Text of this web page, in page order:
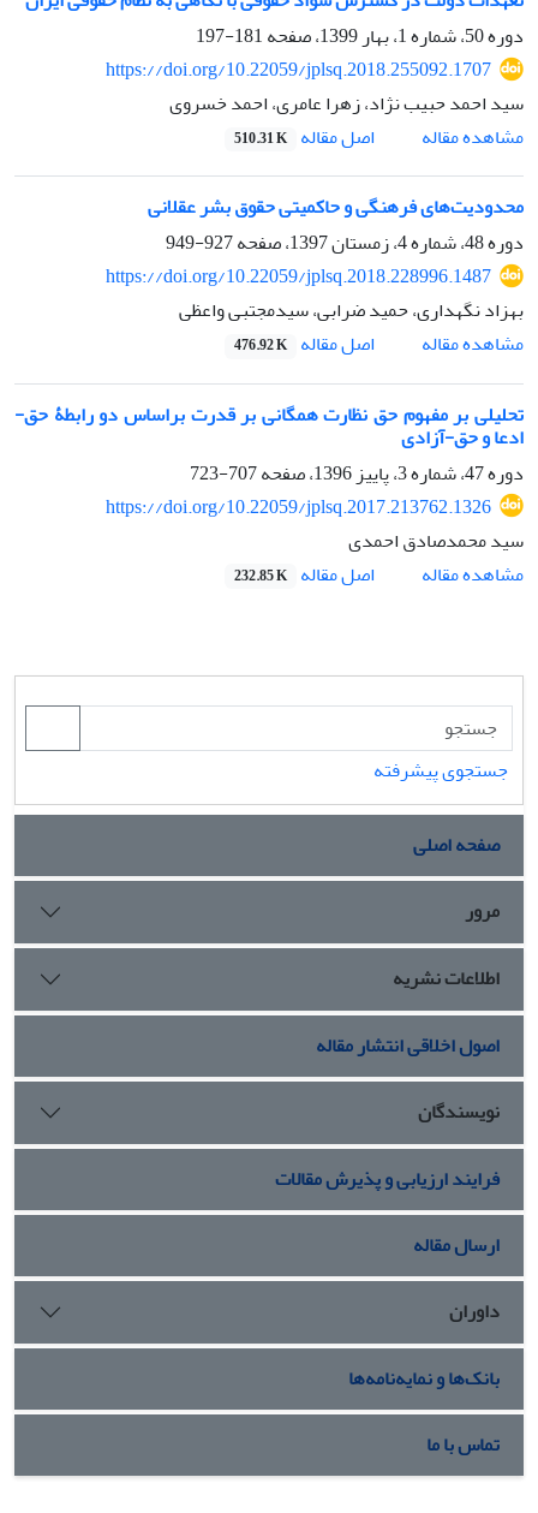
دوره 50، شماره 1، بهار 1399، صفحه
181-197
https://doi.org/10.22059/jplsq.2018.255092.1707
سید احمد حبیب نژاد، زهرا عامری، احمد خسروی
مشاهده مقاله
اصل مقاله 510.31 K
محدودیت‌های فرهنگی و حاکمیتی حقوق بشر عقلانی
دوره 48، شماره 4، زمستان 1397، صفحه
927-949
https://doi.org/10.22059/jplsq.2018.228996.1487
بهزاد نگهداری، حمید ضرابی، سیدمجتبی واعظی
مشاهده مقاله
اصل مقاله 476.92 K
تحلیلی بر مفهوم حق نظارت همگانی بر قدرت براساس دو رابطۀ حق-
ادعا و حق-آزادی
دوره 47، شماره 3، پاییز 1396، صفحه
707-723
https://doi.org/10.22059/jplsq.2017.213762.1326
سید محمدصادق احمدی
مشاهده مقاله
اصل مقاله 232.85 K
جستجوی پیشرفته
صفحه اصلی
مرور
اطلاعات نشریه
اصول اخلاقی انتشار مقاله
نویسندگان
فرایند ارزیابی و پذیرش مقالات
ارسال مقاله
داوران
بانک‌ها و نمایه‌نامه‌ها
تماس با ما